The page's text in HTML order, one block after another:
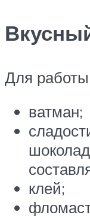
Для работы
ватман;
клей;